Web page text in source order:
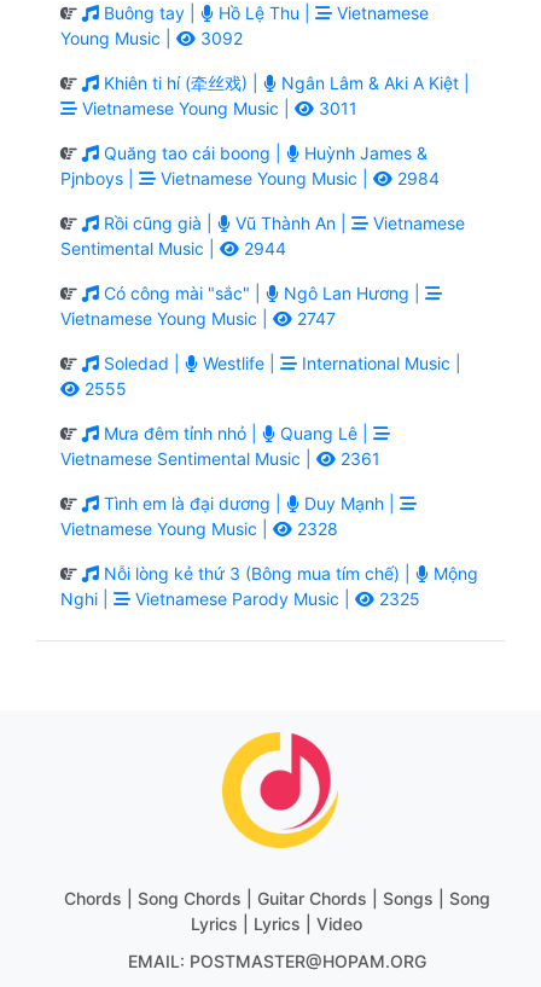
Buông tay | Hồ Lệ Thu |
Vietnamese
Young Music |
3092
Khiên ti hí (牵丝戏) |
Ngân Lâm & Aki A Kiệt |
Vietnamese Young Music |
3011
Quăng tao cái boong |
Huỳnh James &
Pjnboys |
Vietnamese Young Music | 2984
Rồi cũng già | Vũ Thành An |
Vietnamese
Sentimental Music |
2944
Có công mài "sắc" |
Ngô Lan Hương |
Vietnamese Young Music |
2747
Soledad | Westlife |
International Music |
2555
Mưa đêm tỉnh nhỏ |
Quang Lê |
Vietnamese Sentimental Music |
2361
Tình em là đại dương |
Duy Mạnh |
Vietnamese Young Music |
2328
Nỗi lòng kẻ thứ 3 (Bông mua tím chế) |
Mộng
Nghi |
Vietnamese Parody Music | 2325
Chords | Song Chords | Guitar Chords | Songs | Song
Lyrics | Lyrics | Video
EMAIL: POSTMASTER@HOPAM.ORG